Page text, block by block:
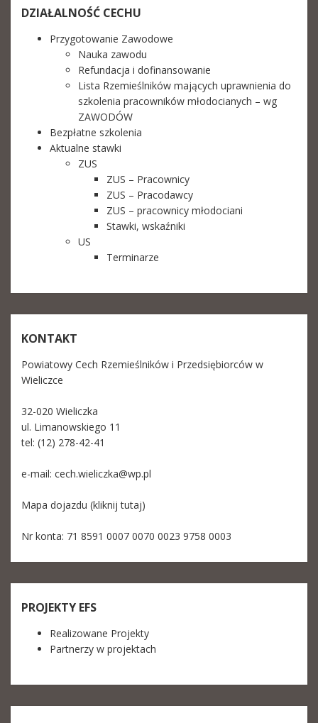
DZIAŁALNOŚĆ CECHU
Przygotowanie Zawodowe
Nauka zawodu
Refundacja i dofinansowanie
Lista Rzemieślników mających uprawnienia do
szkolenia pracowników młodocianych – wg
ZAWODÓW
Bezpłatne szkolenia
Aktualne stawki
ZUS
ZUS – Pracownicy
ZUS – Pracodawcy
ZUS – pracownicy młodociani
Stawki, wskaźniki
US
Terminarze
KONTAKT
Powiatowy Cech Rzemieślników i Przedsiębiorców w
Wieliczce
32-020 Wieliczka
ul. Limanowskiego 11
tel: (12) 278-42-41
e-mail: cech.wieliczka@wp.pl
Mapa dojazdu (kliknij tutaj)
Nr konta: 71 8591 0007 0070 0023 9758 0003
PROJEKTY EFS
Realizowane Projekty
Partnerzy w projektach